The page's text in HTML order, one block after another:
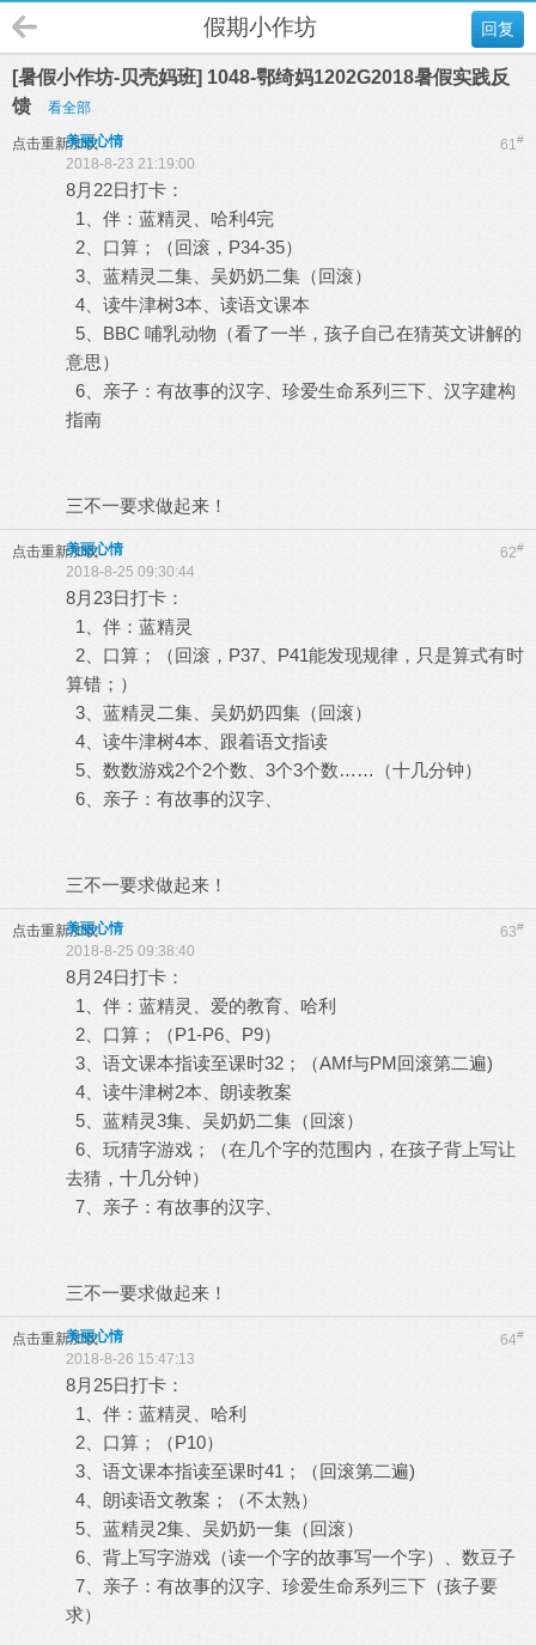
回复
假期小作坊
[暑假小作坊-贝壳妈班] 1048-鄂绮妈1202G2018暑假实践反
馈
看全部
点击重新加载 61#
美丽心情
2018-8-23 21:19:00
8月22日打卡：
1、伴：蓝精灵、哈利4完
2、口算；（回滚，P34-35）
3、蓝精灵二集、吴奶奶二集（回滚）
4、读牛津树3本、读语文课本
5、BBC 哺乳动物（看了一半，孩子自己在猜英文讲解的
意思）
6、亲子：有故事的汉字、珍爱生命系列三下、汉字建构
指南
三不一要求做起来！
点击重新加载 62#
美丽心情
2018-8-25 09:30:44
8月23日打卡：
1、伴：蓝精灵
2、口算；（回滚，P37、P41能发现规律，只是算式有时
算错；）
3、蓝精灵二集、吴奶奶四集（回滚）
4、读牛津树4本、跟着语文指读
5、数数游戏2个2个数、3个3个数……（十几分钟）
6、亲子：有故事的汉字、
三不一要求做起来！
点击重新加载 63#
美丽心情
2018-8-25 09:38:40
8月24日打卡：
1、伴：蓝精灵、爱的教育、哈利
2、口算；（P1-P6、P9）
3、语文课本指读至课时32；（AMf与PM回滚第二遍)
4、读牛津树2本、朗读教案
5、蓝精灵3集、吴奶奶二集（回滚）
6、玩猜字游戏；（在几个字的范围内，在孩子背上写让
去猜，十几分钟）
7、亲子：有故事的汉字、
三不一要求做起来！
点击重新加载 64#
美丽心情
2018-8-26 15:47:13
8月25日打卡：
1、伴：蓝精灵、哈利
2、口算；（P10）
3、语文课本指读至课时41；（回滚第二遍)
4、朗读语文教案；（不太熟）
5、蓝精灵2集、吴奶奶一集（回滚）
6、背上写字游戏（读一个字的故事写一个字）、数豆子
7、亲子：有故事的汉字、珍爱生命系列三下（孩子要
求）